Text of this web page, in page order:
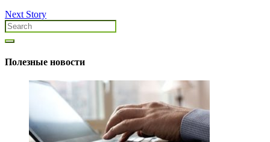
Next Story
Полезные новости